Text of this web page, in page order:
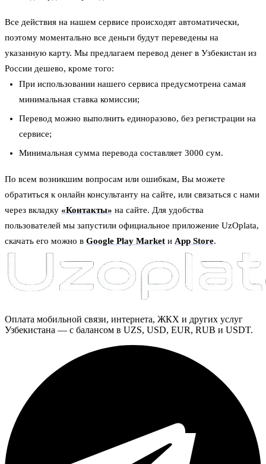
Все действия на нашем сервисе происходят автоматически,
поэтому моментально все деньги будут переведены на
указанную карту. Мы предлагаем перевод денег в Узбекистан из
России дешево, кроме того:
При использовании нашего сервиса предусмотрена самая
минимальная ставка комиссии;
Перевод можно выполнить единоразово, без регистрации на
сервисе;
Минимальная сумма перевода составляет 3000 сум.
По всем возникшим вопросам или ошибкам, Вы можете
обратиться к онлайн консультанту на сайте, или связаться с нами
через вкладку «Контакты» на сайте. Для удобства
пользователей мы запустили официальное приложение UzOplata,
скачать его можно в Google Play Market и App Store.
Оплата мобильной связи, интернета, ЖКХ и других услуг
Узбекистана — с балансом в UZS, USD, EUR, RUB и USDT.